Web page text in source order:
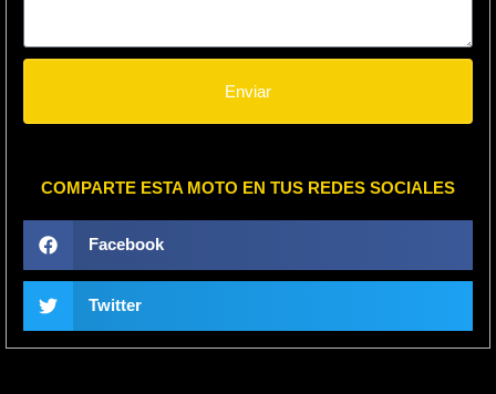
Enviar
COMPARTE ESTA MOTO EN TUS REDES SOCIALES
Facebook
Twitter